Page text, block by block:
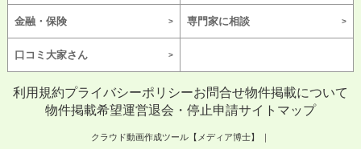
金融・保険 専門家に相談
口コミ大家さん
利用規約プライバシーポリシーお問合せ物件掲載について
物件掲載希望運営退会・停止申請サイトマップ
クラウド動画作成ツール【メディア博士】